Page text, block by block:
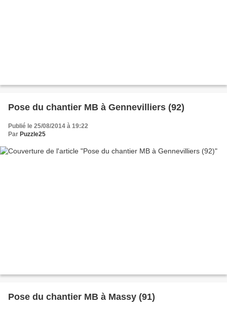
Pose du chantier MB à Gennevilliers (92)
Publié le 25/08/2014 à 19:22
Par Puzzle25
Pose du chantier MB à Massy (91)